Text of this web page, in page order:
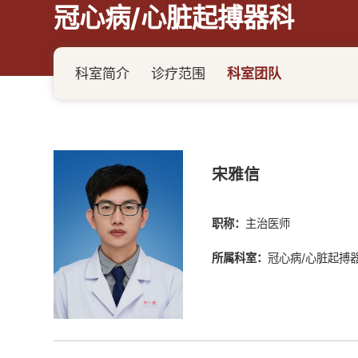
冠心病/心脏起搏器科
科室简介 诊疗范围 科室团队
宋雅信
职称： 主治医师
所属科室：冠心病/心脏起搏